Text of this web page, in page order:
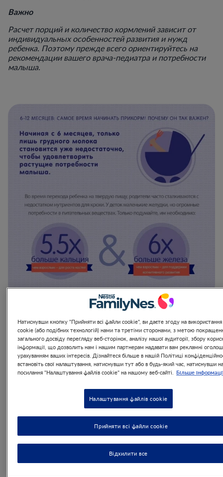
Важно
Расчет порций и количество кормлений зависит от
индивидуальных особенностей развития и нужд
ребенка. Поэтому прежде всего ориентируйтесь на
рекомендации вашего врача-педиатра и потребности
малыша.
Меню ребенка в 7 месяцев:
вводим новые продукты
Основой рациона по-прежнему является грудное
меню поможет детское адаптированное питание:
фруктовые и овощные пюре, молочные и безмолочные
Каши
В 7 месяцев безмолочные и молочные каши наравне с
Натиснувши кнопку "Прийняти всі файли cookie", ви даєте згоду на використання
cookie (або подібних технологій) нами та третіми сторонами, з метою
загального досвіду перегляду веб-сторінок, аналізу нашої аудиторії, збору
інформації, що дозволить нам і нашим партнерам надавати вам рекламні
урахуванням ваших інтересів. Дізнайтеся більше в нашій Політиці
встановіть свої налаштування, натиснувши тут або в будь-який час, натиснувши
посилання "Налаштування файлів cookie" на нашому веб-сайті. Більше
Налаштування файлів cookie
Відхилити все
Прийняти всі файли cookie